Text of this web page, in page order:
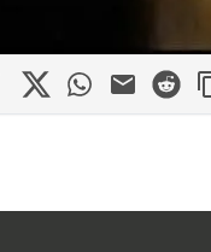
X WhatsApp
Mail Reddit